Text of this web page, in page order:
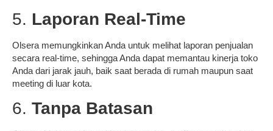
5. Laporan Real-Time
Olsera memungkinkan Anda untuk melihat laporan penjualan
secara real-time, sehingga Anda dapat memantau kinerja toko
Anda dari jarak jauh, baik saat berada di rumah maupun saat
meeting di luar kota.
6. Tanpa Batasan